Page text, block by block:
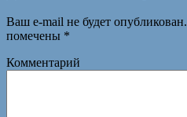
Ваш e-mail не будет опубликован.
помечены *
Комментарий